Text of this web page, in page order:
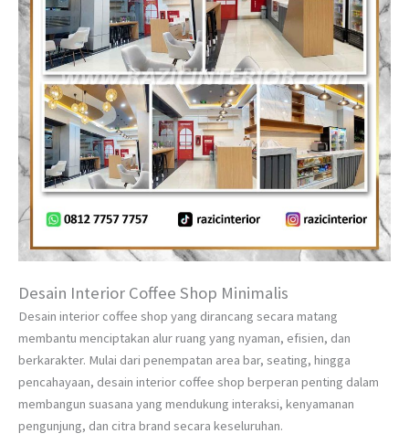
Desain Interior Coffee Shop Minimalis
Desain interior coffee shop yang dirancang secara matang
membantu menciptakan alur ruang yang nyaman, efisien, dan
berkarakter. Mulai dari penempatan area bar, seating, hingga
pencahayaan, desain interior coffee shop berperan penting dalam
membangun suasana yang mendukung interaksi, kenyamanan
pengunjung, dan citra brand secara keseluruhan.